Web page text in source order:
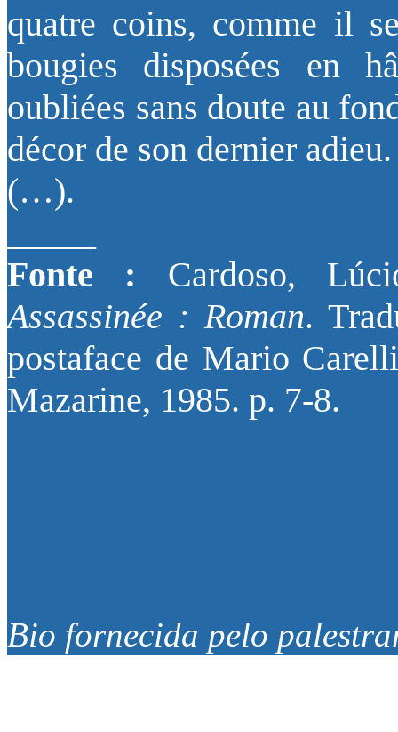
quatre coins, comme il
bougies disposées en
oubliées sans doute au
décor de son dernier adieu.
(…).
Fonte : Cardoso,
Assassinée : Roman.
postaface de Mario
Mazarine, 1985. p. 7-8.
Bio fornecida pelo